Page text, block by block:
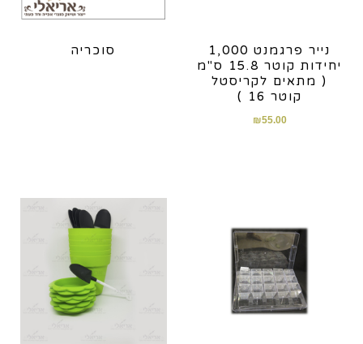
נייר פרגמנט 1,000
יחידות קוטר 15.8 ס"מ
( מתאים לקריסטל
קוטר 16 )
₪55.00
סוכריה